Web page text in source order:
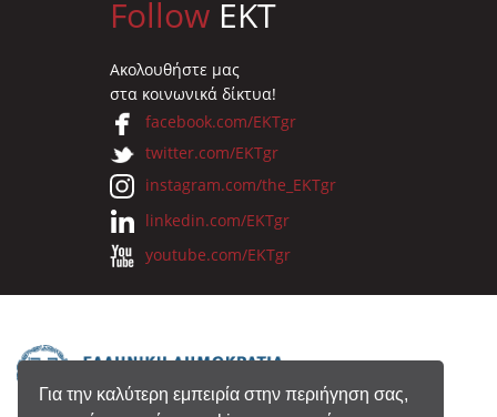
Για την καλύτερη εμπειρία στην περιήγηση σας,
Follow EKT
Ακολουθήστε μας
στα κοινωνικά δίκτυα!
facebook.com/EKTgr
twitter.com/EKTgr
instagram.com/the_EKTgr
linkedin.com/EKTgr
youtube.com/EKTgr